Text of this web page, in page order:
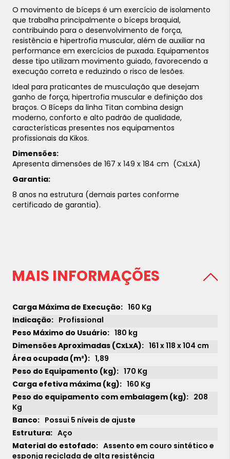
O movimento de bíceps é um exercício de isolamento
que trabalha principalmente o bíceps braquial,
contribuindo para o desenvolvimento de força,
resistência e hipertrofia muscular, além de auxiliar na
performance em exercícios de puxada. Equipamentos
desse tipo utilizam movimento guiado, favorecendo a
execução correta e reduzindo o risco de lesões.
Ideal para praticantes de musculação que desejam
ganho de força, hipertrofia muscular e definição dos
braços. O Bíceps da linha Titan combina design
moderno, conforto e alto padrão de qualidade,
características presentes nos equipamentos
profissionais da Kikos.
Dimensões:
Apresenta dimensões de 167 x 149 x 184 cm (CxLxA)
Garantia:
8 anos na estrutura (demais partes conforme
certificado de garantia).
MAIS INFORMAÇÕES
160 Kg
Profissional
180 kg
161 x 118 x 104 cm
1,89
170 Kg
160 Kg
208
Kg
Possui 5 níveis de ajuste
Aço
Assento em couro sintético e
esponja reciclada de alta resistência